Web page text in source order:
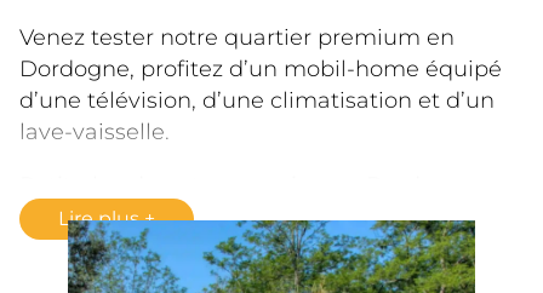
Lire plus
Venez tester notre quartier premium en
Dordogne, profitez d’un mobil-home équipé
d’une télévision, d’une climatisation et d’un
lave-vaisselle.
profitez de notre espace aquatique (piscine,
bain à remous et pataugeoire) couvert et
chauffé dès le mois d’avril.Pour plus d’infos